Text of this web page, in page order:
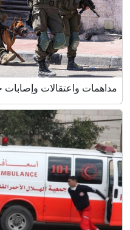
مداهمات واعتقالات وإصابات